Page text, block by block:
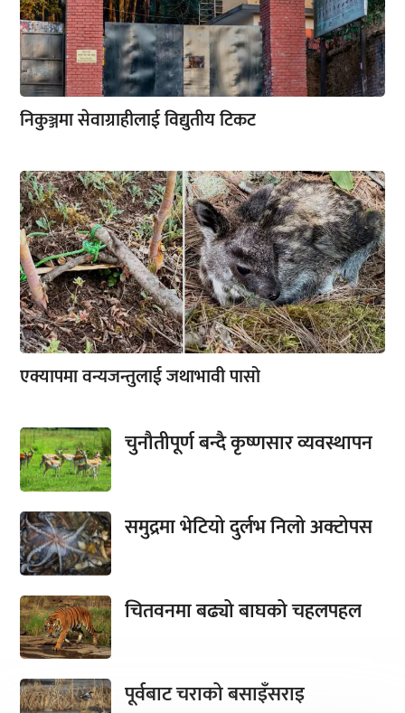
निकुञ्जमा सेवाग्राहीलाई विद्युतीय टिकट
एक्यापमा वन्यजन्तुलाई जथाभावी पासो
चुनौतीपूर्ण बन्दै कृष्णसार व्यवस्थापन
समुद्रमा भेटियो दुर्लभ निलो अक्टोपस
चितवनमा बढ्यो बाघको चहलपहल
पूर्वबाट चराको बसाइँसराइ